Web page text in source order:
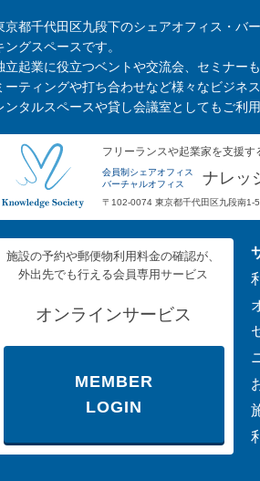
京都千代田区九段下のシェアオフィス・バ
ングスペースです。
立起業に役立つベントや交流会、セミナー
ーティングや打ち合わせなど様々なビジネ
ンタルスペースや貸し会議室としてもご利
フリーランスや起業家を支援す
会員制シェアオフィス
バーチャルオフィス
ナレッ
〒102-0074 東京都千代田区九段南1-
施設の予約や郵便物利用料金の確認が、
外出先でも行える会員専用サービス
オンラインサービス
MEMBER
LOGIN